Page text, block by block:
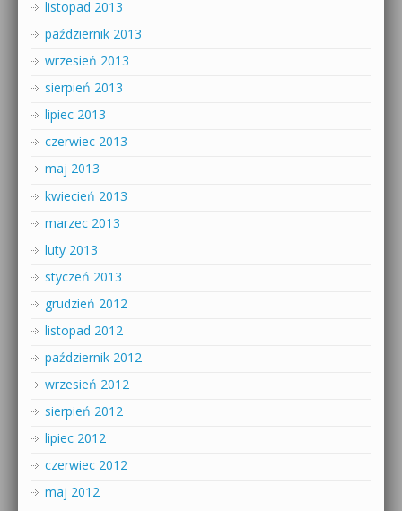
listopad 2013
październik 2013
wrzesień 2013
sierpień 2013
lipiec 2013
czerwiec 2013
maj 2013
kwiecień 2013
marzec 2013
luty 2013
styczeń 2013
grudzień 2012
listopad 2012
październik 2012
wrzesień 2012
sierpień 2012
lipiec 2012
czerwiec 2012
maj 2012